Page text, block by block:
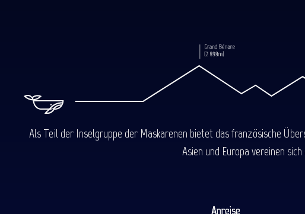
Als Teil der Inselgruppe der Maskarenen bietet das französische
Asien und Europa vereinen
Anreise